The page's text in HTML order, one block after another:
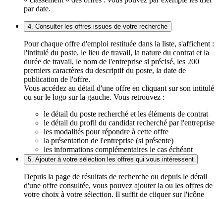
par date.
4. Consulter les offres issues de votre recherche
Pour chaque offre d'emploi restituée dans la liste, s'affichent :
l'intitulé du poste, le lieu de travail, la nature du contrat et la
durée de travail, le nom de l'entreprise si précisé, les 200
premiers caractères du descriptif du poste, la date de
publication de l'offre.
Vous accédez au détail d'une offre en cliquant sur son intitulé
ou sur le logo sur la gauche. Vous retrouvez :
le détail du poste recherché et les éléments de contrat
le détail du profil du candidat recherché par l'entreprise
les modalités pour répondre à cette offre
la présentation de l'entreprise (si présente)
les informations complémentaires le cas échéant
5. Ajouter à votre sélection les offres qui vous intéressent
Depuis la page de résultats de recherche ou depuis le détail
d'une offre consultée, vous pouvez ajouter la ou les offres de
votre choix à votre sélection. Il suffit de cliquer sur l'icône